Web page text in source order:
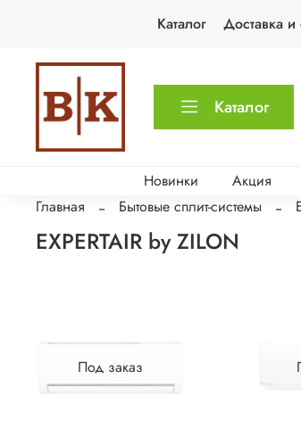
Каталог Доставка и
Каталог
Новинки Акция
Главная
Бытовые сплит-системы
EXPERTAIR by ZILON
Под заказ